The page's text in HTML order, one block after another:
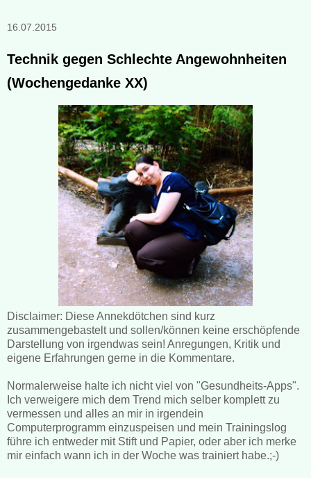
16.07.2015
Technik gegen Schlechte Angewohnheiten
(Wochengedanke XX)
Disclaimer: Diese Annekdötchen sind kurz
zusammengebastelt und sollen/können keine erschöpfende
Darstellung von irgendwas sein! Anregungen, Kritik und
eigene Erfahrungen gerne in die Kommentare.
Normalerweise halte ich nicht viel von "Gesundheits-Apps".
Ich verweigere mich dem Trend mich selber komplett zu
vermessen und alles an mir in irgendein
Computerprogramm einzuspeisen und mein Trainingslog
führe ich entweder mit Stift und Papier, oder aber ich merke
mir einfach wann ich in der Woche was trainiert habe.;-)